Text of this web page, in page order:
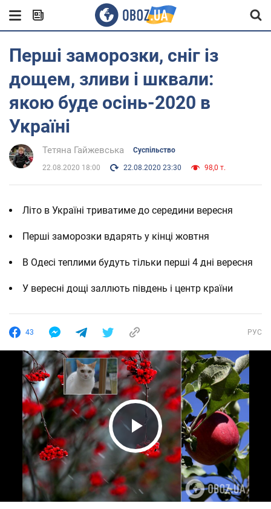
Перші заморозки, сніг із
дощем, зливи і шквали:
якою буде осінь-2020 в
Україні
Тетяна Гайжевська Суспільство
22.08.2020 18:00 22.08.2020 23:30 98,0 т.
Літо в Україні триватиме до середини вересня
Перші заморозки вдарять у кінці жовтня
В Одесі теплими будуть тільки перші 4 дні вересня
У вересні дощі заллють південь і центр країни
43 РУС
Play Video